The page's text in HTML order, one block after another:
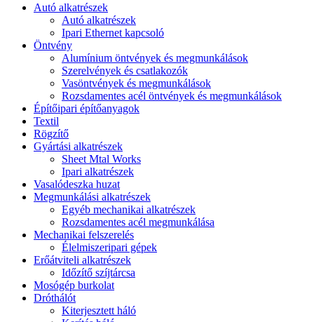
Autó alkatrészek
Autó alkatrészek
Ipari Ethernet kapcsoló
Öntvény
Alumínium öntvények és megmunkálások
Szerelvények és csatlakozók
Vasöntvények és megmunkálások
Rozsdamentes acél öntvények és megmunkálások
Építőipari építőanyagok
Textil
Rögzítő
Gyártási alkatrészek
Sheet Mtal Works
Ipari alkatrészek
Vasalódeszka huzat
Megmunkálási alkatrészek
Egyéb mechanikai alkatrészek
Rozsdamentes acél megmunkálása
Mechanikai felszerelés
Élelmiszeripari gépek
Erőátviteli alkatrészek
Időzítő szíjtárcsa
Mosógép burkolat
Dróthálót
Kiterjesztett háló